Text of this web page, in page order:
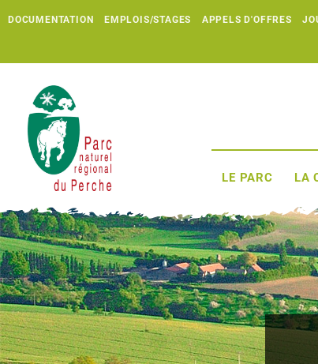
DOCUMENTATION EMPLOIS/STAGES APPELS D'OFFRES
LE PARC LA